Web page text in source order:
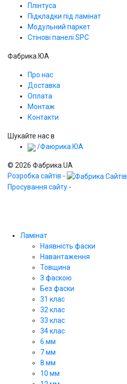
Плінтуса
Підкладки під ламінат
Модульний паркет
Стінові панелі SPС
Фабрика.ЮА
Про нас
Доставка
Оплата
Монтаж
Контакти
Шукайте нас в
/Фаюрика.ЮА
© 2026 Фабрика.UA
Розробка сайтів -
Просування сайту -
Ламінат
Наявність фаски
Навантаження
Товщина
З фаскою
Без фаски
31 клас
32 клас
33 клас
34 клас
6 мм
7 мм
8 мм
10 мм